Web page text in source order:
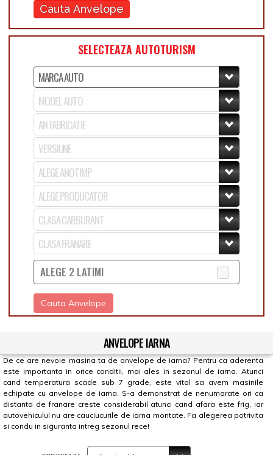
Cauta Anvelope
SELECTEAZA AUTOTURISM
ALEGE 2 LATIMI
Cauta Anvelope
ANVELOPE IARNA
De ce are nevoie masina ta de anvelope de iarna? Pentru ca aderenta
este importanta in orice conditii, mai ales in sezonul de iarna. Atunci
cand temperatura scade sub 7 grade, este vital sa avem masinile
echipate cu anvelope de iarna. S-a demonstrat de nenumarate ori ca
distanta de franare creste considerabil atunci cand afara este frig, iar
autovehiculul nu are cauciucurile de iarna montate. Fa alegerea potrivita
si condu in siguranta intreg sezonul rece!